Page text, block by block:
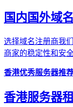
国内国外域
选择域名注册商我
商家的稳定性和安
香港优秀服务器推
香港服务器